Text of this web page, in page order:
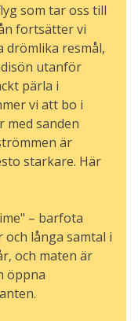
som tar oss till
fortsätter vi
drömlika resmål,
utanför
pärla i
vi att bo i
med sanden
är
starkare. Här
– barfota
långa samtal i
och maten är
öppna